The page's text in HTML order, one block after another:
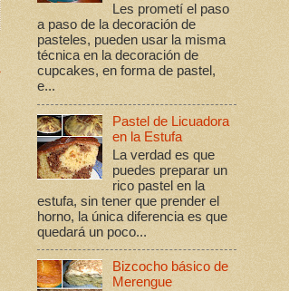
Les prometí el paso
a paso de la decoración de
pasteles, pueden usar la misma
técnica en la decoración de
cupcakes, en forma de pastel,
e...
Pastel de Licuadora
en la Estufa
La verdad es que
puedes preparar un
rico pastel en la
estufa, sin tener que prender el
horno, la única diferencia es que
quedará un poco...
Bizcocho básico de
Merengue